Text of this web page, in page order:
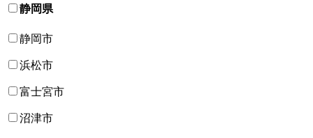
静岡県
静岡市
浜松市
富士宮市
沼津市